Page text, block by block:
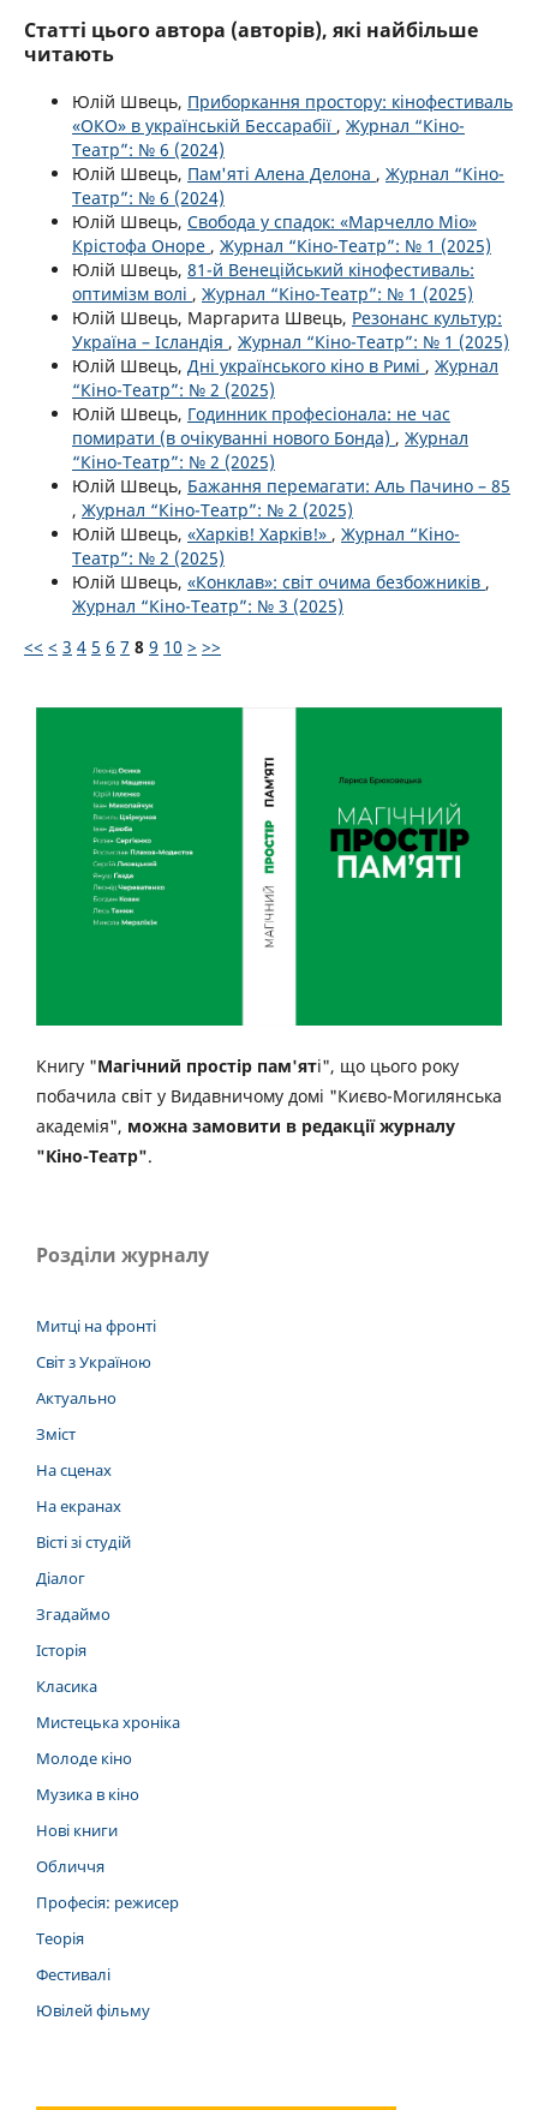
Статті цього автора (авторів), які найбільше
читають
Юлій Швець, Приборкання простору: кінофестиваль
«ОКО» в українській Бессарабії , Журнал “Кіно-
Театр”: № 6 (2024)
Юлій Швець, Пам'яті Алена Делона , Журнал “Кіно-
Театр”: № 6 (2024)
Юлій Швець, Свобода у спадок: «Марчелло Міо»
Крістофа Оноре , Журнал “Кіно-Театр”: № 1 (2025)
Юлій Швець, 81-й Венеційський кінофестиваль:
оптимізм волі , Журнал “Кіно-Театр”: № 1 (2025)
Юлій Швець, Маргарита Швець, Резонанс культур:
Україна – Ісландія , Журнал “Кіно-Театр”: № 1 (2025)
Юлій Швець, Дні українського кіно в Римі , Журнал
“Кіно-Театр”: № 2 (2025)
Юлій Швець, Годинник професіонала: не час
помирати (в очікуваннi нового Бонда) , Журнал
“Кіно-Театр”: № 2 (2025)
Юлій Швець, Бажання перемагати: Аль Пачино – 85
, Журнал “Кіно-Театр”: № 2 (2025)
Юлій Швець, «Харків! Харків!» , Журнал “Кіно-
Театр”: № 2 (2025)
Юлій Швець, «Конклав»: світ очима безбожників ,
Журнал “Кіно-Театр”: № 3 (2025)
<< < 3 4 5 6 7 8 9 10 > >>
Книгу "Магічний простір пам'яті", що цього року
побачила світ у Видавничому домі "Києво-Могилянська
академія", можна замовити в редакції журналу
"Кіно-Театр".
Розділи журналу
Митці на фронті
Світ з Україною
Актуально
Зміст
На сценах
На екранах
Вісті зі студій
Діалог
Згадаймо
Історія
Класика
Мистецька хроніка
Молоде кіно
Музика в кіно
Нові книги
Обличчя
Професія: режисер
Теорія
Фестивалі
Ювілей фільму